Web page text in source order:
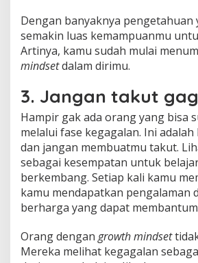
Dengan banyaknya pengetahuan
semakin luas kemampuanmu
Artinya, kamu sudah mulai
mindsetdalam dirimu.
3. Jangan takut
Hampir gak ada orang yang bisa
melalui fase kegagalan. Ini
dan jangan membuatmu takut.
sebagai kesempatan untuk
berkembang. Setiap kali kamu
kamu mendapatkan pengalaman
berharga yang dapat
Orang dengan growth mindset
Mereka melihat kegagalan